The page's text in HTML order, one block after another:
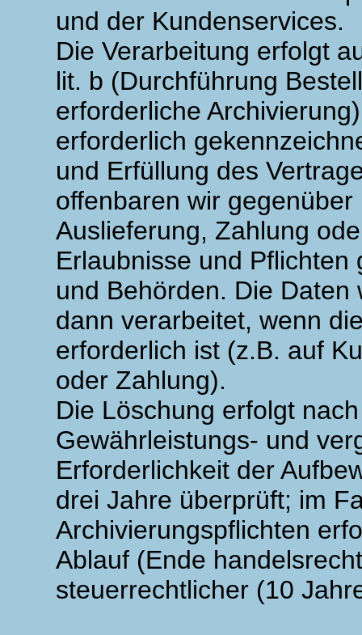
und der Kundenservices.
Die Verarbeitung erfolgt
lit. b (Durchführung
erforderliche
erforderlich
und Erfüllung des
offenbaren wir
Auslieferung, Zahlung
Erlaubnisse und
und Behörden. Die
dann verarbeitet, wenn
erforderlich ist (z.B. auf
oder Zahlung).
Die Löschung erfolgt
Gewährleistungs- und
Erforderlichkeit der
drei Jahre überprüft; im
Archivierungspflichten
Ablauf (Ende
steuerrechtlicher (10